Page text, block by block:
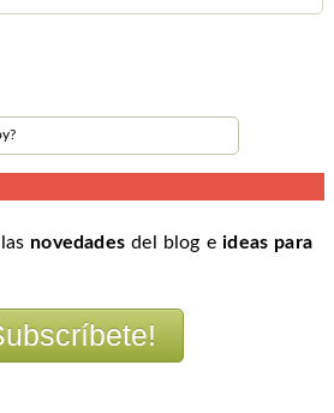
novedades del blog eideas para